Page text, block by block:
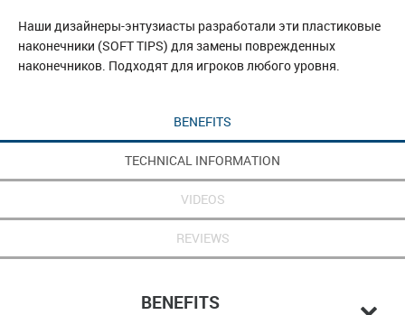
Наши дизайнеры-энтузиасты разработали эти пластиковые
наконечники (SOFT TIPS) для замены поврежденных
наконечников. Подходят для игроков любого уровня.
BENEFITS
TECHNICAL INFORMATION
VIDEOS
REVIEWS
BENEFITS